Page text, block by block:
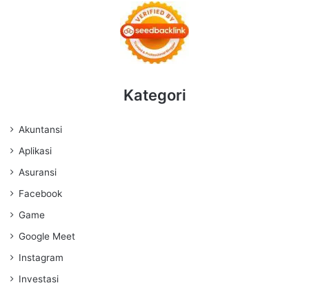
Kategori
Akuntansi
Aplikasi
Asuransi
Facebook
Game
Google Meet
Instagram
Investasi